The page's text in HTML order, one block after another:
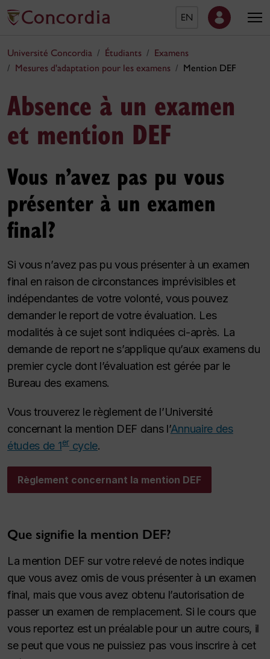
EN
Université Concordia Étudiants
Examens
Mesures d'adaptation pour les examens
Mention DEF
Absence à un examen
et mention DEF
Vous n’avez pas pu vous
présenter à un examen
final?
Si vous n’avez pas pu vous présenter à un examen
final en raison de circonstances imprévisibles et
indépendantes de votre volonté, vous pouvez
demander le report de votre évaluation. Les
modalités à ce sujet sont indiquées ci-après. La
demande de report ne s’applique qu’aux examens du
premier cycle dont l’évaluation est gérée par le
Bureau des examens.
Vous trouverez le règlement de l’Université
concernant la mention DEF dans l’Annuaire des
études de 1ercycle.
Règlement concernant la mention DEF
Que signifie la mention DEF?
La mention DEF sur votre relevé de notes indique
que vous avez omis de vous présenter à un examen
final, mais que vous avez obtenu l’autorisation de
passer un examen de remplacement. Si le cours que
vous reportez est un préalable pour un autre cours, il
se peut que vous ne puissiez pas vous inscrire à cet